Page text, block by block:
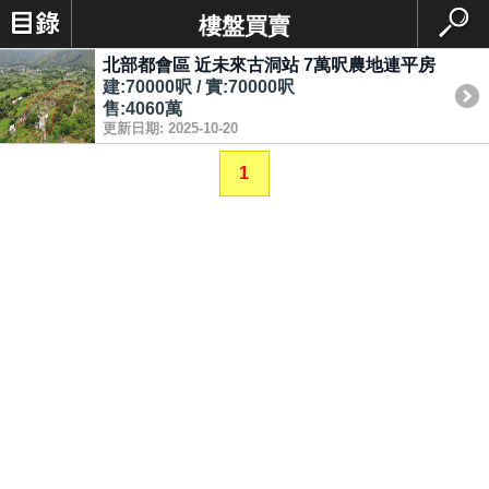
樓盤買賣
北部都會區 近未來古洞站 7萬呎農地連平房
建:70000呎 / 實:70000呎
售:4060萬
更新日期: 2025-10-20
1